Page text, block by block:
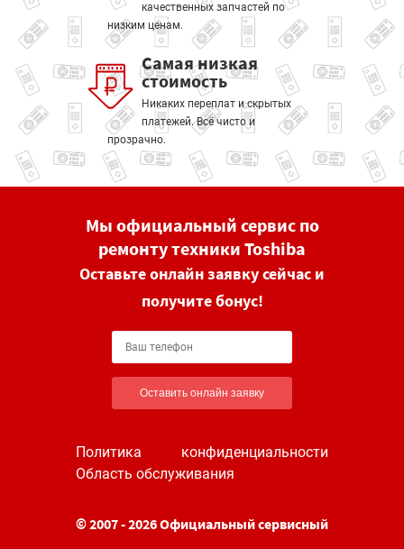
качественных запчастей по
низким ценам.
Самая низкая
стоимость
Никаких переплат и скрытых
платежей. Всё чисто и
прозрачно.
Мы официальный сервис по
ремонту техники Toshiba
Оставьте онлайн заявку сейчас и
получите бонус!
Оставить онлайн заявку
Политика конфиденциальности
Область обслуживания
© 2007 - 2026 Официальный сервисный